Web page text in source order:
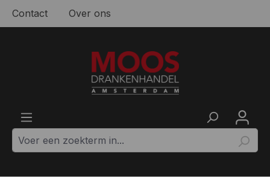
Ga naar de hoofdinhoud
Contact Over ons